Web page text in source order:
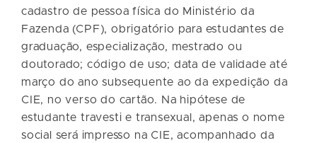
cadastro de pessoa física do Ministério da
Fazenda (CPF), obrigatório para estudantes de
graduação, especialização, mestrado ou
doutorado; código de uso; data de validade até
março do ano subsequente ao da expedição da
CIE, no verso do cartão. Na hipótese de
estudante travesti e transexual, apenas o nome
social será impresso na CIE, acompanhado da